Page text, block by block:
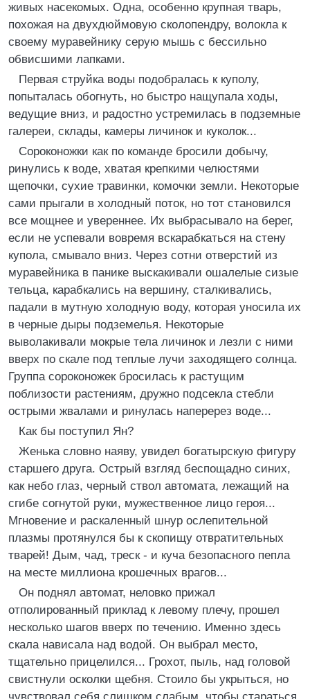
живых насекомых. Одна, особенно крупная тварь,
похожая на двухдюймовую сколопендру, волокла к
своему муравейнику серую мышь с бессильно
обвисшими лапками.
Первая струйка воды подобралась к куполу,
попыталась обогнуть, но быстро нащупала ходы,
ведущие вниз, и радостно устремилась в подземные
галереи, склады, камеры личинок и куколок...
Сороконожки как по команде бросили добычу,
ринулись к воде, хватая крепкими челюстями
щепочки, сухие травинки, комочки земли. Некоторые
сами прыгали в холодный поток, но тот становился
все мощнее и увереннее. Их выбрасывало на берег,
если не успевали вовремя вскарабкаться на стену
купола, смывало вниз. Через сотни отверстий из
муравейника в панике выскакивали ошалелые сизые
тельца, карабкались на вершину, сталкивались,
падали в мутную холодную воду, которая уносила их
в черные дыры подземелья. Некоторые
выволакивали мокрые тела личинок и лезли с ними
вверх по скале под теплые лучи заходящего солнца.
Группа сороконожек бросилась к растущим
поблизости растениям, дружно подсекла стебли
острыми жвалами и ринулась наперерез воде...
Как бы поступил Ян?
Женька словно наяву, увидел богатырскую фигуру
старшего друга. Острый взгляд беспощадно синих,
как небо глаз, черный ствол автомата, лежащий на
сгибе согнутой руки, мужественное лицо героя...
Мгновение и раскаленный шнур ослепительной
плазмы протянулся бы к скопищу отвратительных
тварей! Дым, чад, треск - и куча безопасного пепла
на месте миллиона крошечных врагов...
Он поднял автомат, неловко прижал
отполированный приклад к левому плечу, прошел
несколько шагов вверх по течению. Именно здесь
скала нависала над водой. Он выбрал место,
тщательно прицелился... Грохот, пыль, над головой
свистнули осколки щебня. Стоило бы укрыться, но